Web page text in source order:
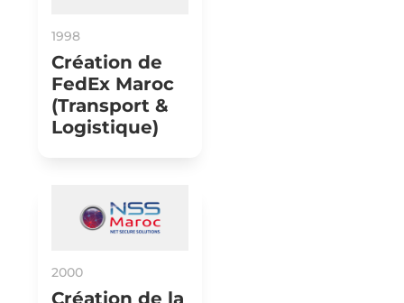
1998
Création de
FedEx Maroc
(Transport &
Logistique)
2000
Création de la